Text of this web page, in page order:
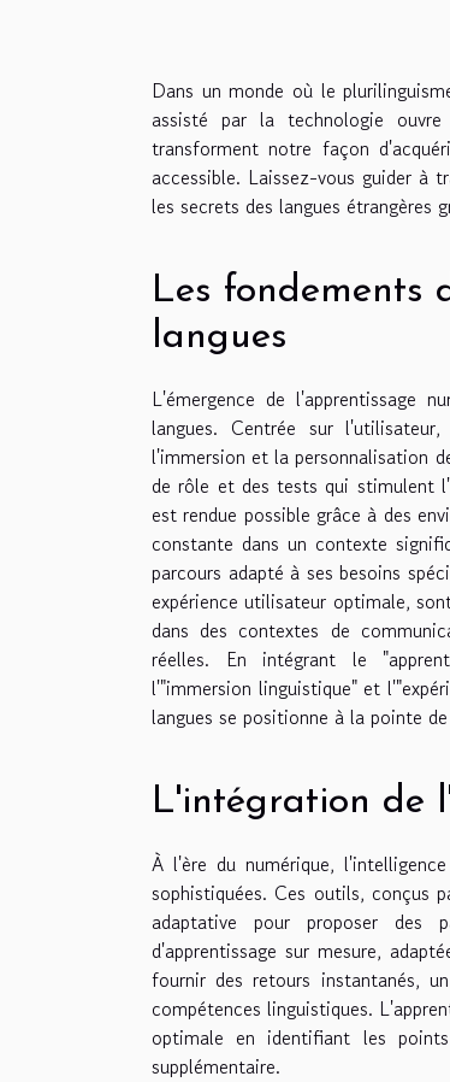
Dans un monde où le
assisté par la technologie ouvre
transforment notre façon
accessible. Laissez-vous guider à
les secrets des langues étrangères
Les fondements
langues
L'émergence de l'apprentissage
langues. Centrée sur
l'immersion et la personnalisation
de rôle et des tests qui stimulent
est rendue possible grâce à des
constante dans un contexte
parcours adapté à ses besoins
expérience utilisateur optimale,
dans des contextes de
réelles. En intégrant le
l'"immersion linguistique" et
langues se positionne à la pointe
L'intégration de
À l'ère du numérique,
sophistiquées. Ces outils, conçus
adaptative pour proposer des
d'apprentissage sur mesure,
fournir des retours instantanés,
compétences linguistiques.
optimale en identifiant les
supplémentaire.